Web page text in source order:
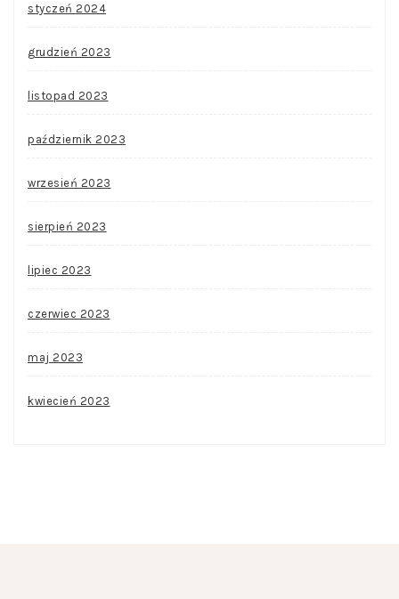
styczeń 2024
grudzień 2023
listopad 2023
październik 2023
wrzesień 2023
sierpień 2023
lipiec 2023
czerwiec 2023
maj 2023
kwiecień 2023